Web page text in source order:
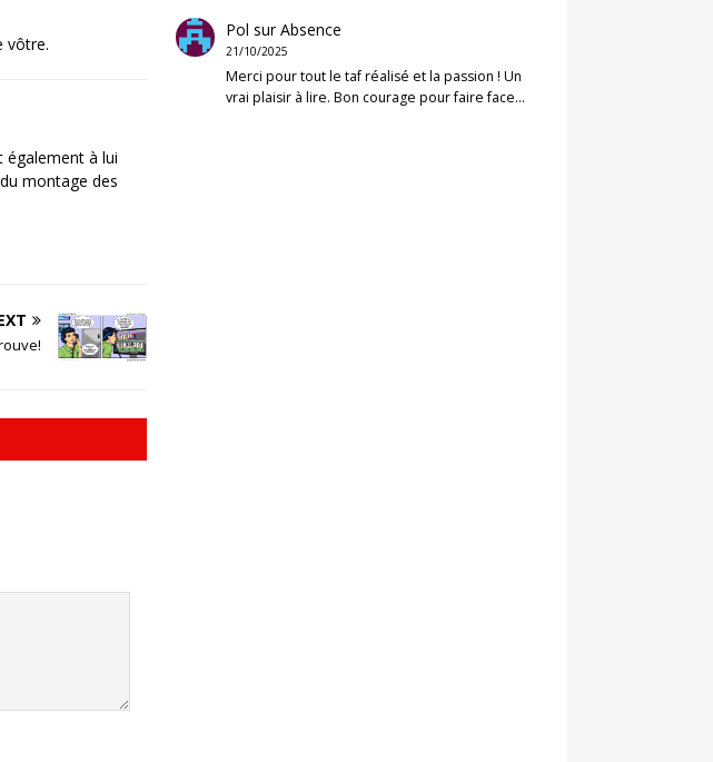
vôtre.
également à lui
montage des
Pol surAbsence
21/10/2025
Merci pour tout le taf réalisé et la passion ! Un
vrai plaisir à lire. Bon courage pour faire face…